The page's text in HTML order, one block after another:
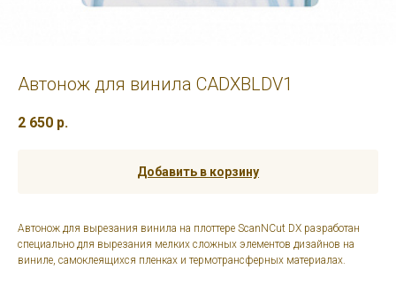
Автонож для винила CADXBLDV1
2 650 р.
Добавить в корзину
Автонож для вырезания винила на плоттере ScanNCut DX разработан
специально для вырезания мелких сложных элементов дизайнов на
виниле, самоклеящихся пленках и термотрансферных материалах.